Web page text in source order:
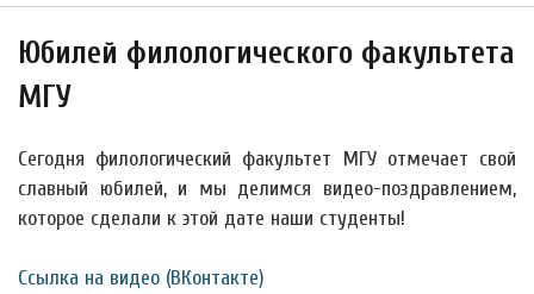
Юбилей филологического факультета
МГУ
Сегодня филологический факультет МГУ отмечает свой
славный юбилей, и мы делимся видео-поздравлением,
которое сделали к этой дате наши студенты!
Ссылка на видео (ВКонтакте)